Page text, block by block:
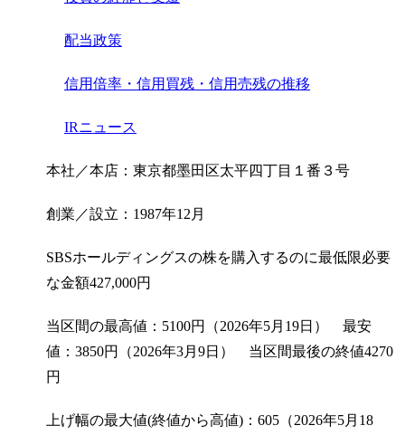
配当政策
信用倍率・信用買残・信用売残の推移
IRニュース
本社／本店：東京都墨田区太平四丁目１番３号
創業／設立：1987年12月
SBSホールディングスの株を購入するのに最低限必要
な金額427,000円
当区間の最高値：5100円（2026年5月19日） 最安
値：3850円（2026年3月9日） 当区間最後の終値4270
円
上げ幅の最大値(終値から高値)：605（2026年5月18